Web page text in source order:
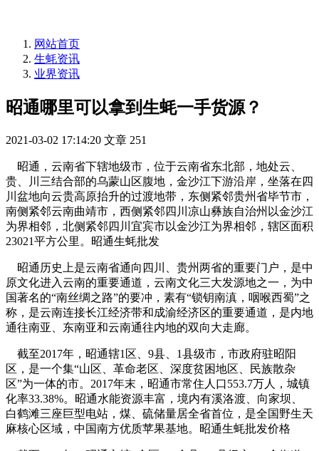
网站首页
生蚝资讯
业界资讯
昭通哪里可以拿到生蚝一手货源？
2021-03-02 17:14:20 文章 251
昭通，云南省下辖地级市，位于云南省东北部，地处云、
贵、川三结合部的乌蒙山区腹地，金沙江下游沿岸，坐落在四
川盆地向云贵高原抬升的过渡地带，东侧紧邻贵州省毕节市，
南侧紧邻云南曲靖市，西侧紧邻四川凉山彝族自治州以金沙江
为界相邻，北侧紧邻四川宜宾市以金沙江为界相邻，辖区面积
23021平方公里。昭通生蚝批发
昭通历史上是云南省通向四川、贵州两省的重要门户，是中
原文化进入云南的重要通道，云南文化三大发源地之一，为中
国著名的“南丝绸之路”的要冲，素有“锁钥南滇，咽喉西蜀”之
称，是云南连接长江经济带和成渝经济区的重要通道，是内地
通往南亚、东南亚和云南通往内地的双向大走廊。
截至2017年，昭通辖1区、9县、1县级市，市政府驻昭阳
区，是一个集“山区、革命老区、深度贫困地区、民族散杂
区”为一体的市。2017年末，昭通市常住人口553.7万人，城镇
化率33.38%。昭通水能资源丰富，境内有溪洛渡、向家坝、
白鹤滩三座巨型电站，煤、硫储量居全省首位，是全国野生天
麻核心区域，中国南方优质苹果基地。昭通生蚝批发价格